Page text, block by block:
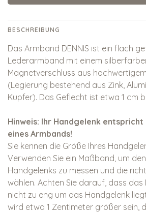
BESCHREIBUNG
Das Armband DENNIS ist ein flach
Lederarmband mit einem
Magnetverschluss aus
(Legierung bestehend aus Zink,
Kupfer). Das Geflecht ist etwa 1 cm
Hinweis: Ihr Handgelenk
eines Armbands!
Sie kennen die Größe Ihres
Verwenden Sie ein Maßband, um
Handgelenks zu messen und die
wählen. Achten Sie darauf, dass
nicht zu eng um das Handgelenk
wird etwa 1 Zentimeter größer sein,